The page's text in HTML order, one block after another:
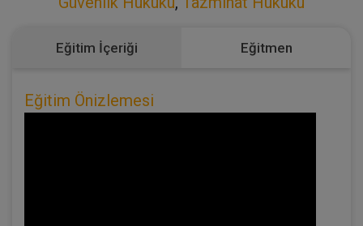
Eğitim İçeriği Eğitmen
Eğitim Önizlemesi